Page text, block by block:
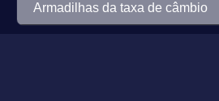
Armadilhas da taxa de câmbio